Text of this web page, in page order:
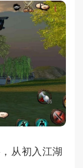
从初入江湖